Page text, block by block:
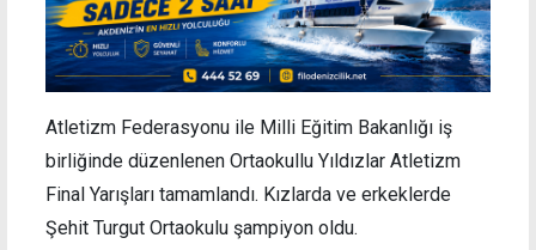
Atletizm Federasyonu ile Milli Eğitim Bakanlığı iş
birliğinde düzenlenen Ortaokullu Yıldızlar Atletizm
Final Yarışları tamamlandı. Kızlarda ve erkeklerde
Şehit Turgut Ortaokulu şampiyon oldu.